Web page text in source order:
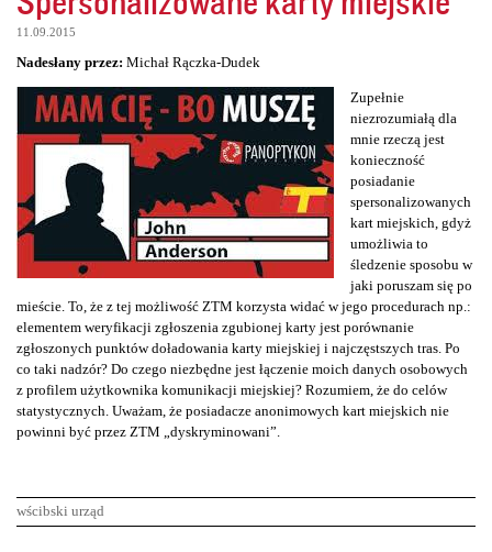
11.09.2015
Nadesłany przez: Michał Rączka-Dudek
Zupełnie
niezrozumiałą dla
mnie rzeczą jest
konieczność
posiadanie
spersonalizowanych
kart miejskich, gdyż
umożliwia to
śledzenie sposobu w
jaki poruszam się po
mieście. To, że z tej możliwość ZTM korzysta widać w jego procedurach np.:
elementem weryfikacji zgłoszenia zgubionej karty jest porównanie
zgłoszonych punktów doładowania karty miejskiej i najczęstszych tras. Po
co taki nadzór? Do czego niezbędne jest łączenie moich danych osobowych
z profilem użytkownika komunikacji miejskiej? Rozumiem, że do celów
statystycznych. Uważam, że posiadacze anonimowych kart miejskich nie
powinni być przez ZTM „dyskryminowani”.
wścibski urząd